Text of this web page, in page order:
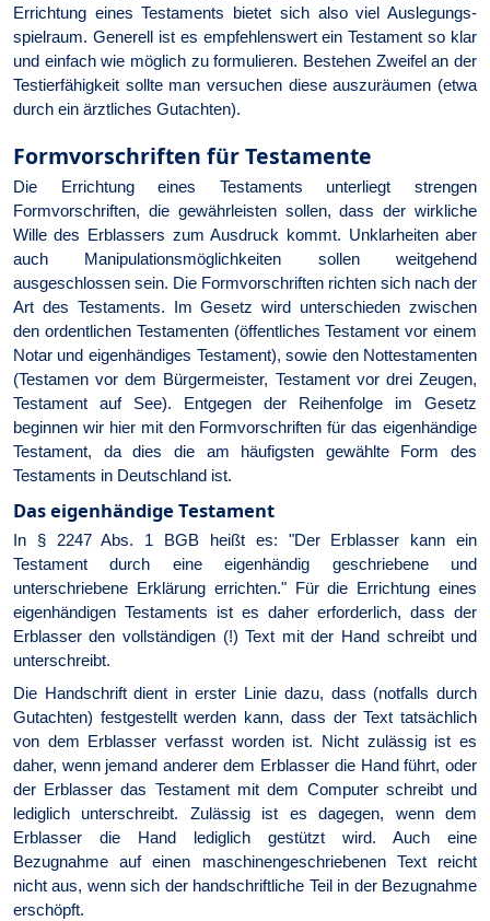
Errichtung eines Testaments bietet sich also viel Auslegungs­
spielraum. Generell ist es empfehlens­wert ein Testament so klar
und einfach wie möglich zu formulieren. Bestehen Zweifel an der
Testierfähigkeit sollte man versuchen diese auszuräumen (etwa
durch ein ärztliches Gutachten).
Formvorschriften für Testamente
Die Errichtung eines Testaments unterliegt strengen
Formvorschriften, die gewährleisten sollen, dass der wirkliche
Wille des Erblassers zum Ausdruck kommt. Unklarheiten aber
auch Manipulationsmöglichkeiten sollen weitgehend
ausgeschlossen sein. Die Formvorschriften richten sich nach der
Art des Testaments. Im Gesetz wird unterschieden zwischen
den ordentlichen Testamenten (öffentliches Testament vor einem
Notar und eigenhändiges Testament), sowie den Nottestamenten
(Testamen vor dem Bürgermeister, Testament vor drei Zeugen,
Testament auf See). Entgegen der Reihenfolge im Gesetz
beginnen wir hier mit den Formvorschriften für das eigenhändige
Testament, da dies die am häufigsten gewählte Form des
Testaments in Deutschland ist.
Das eigenhändige Testament
In § 2247 Abs. 1 BGB heißt es: "Der Erblasser kann ein
Testament durch eine eigenhändig geschriebene und
unterschriebene Erklärung errichten." Für die Errichtung eines
eigenhändigen Testaments ist es daher erforderlich, dass der
Erblasser den vollständigen (!) Text mit der Hand schreibt und
unterschreibt.
Die Handschrift dient in erster Linie dazu, dass (notfalls durch
Gutachten) festgestellt werden kann, dass der Text tatsächlich
von dem Erblasser verfasst worden ist. Nicht zulässig ist es
daher, wenn jemand anderer dem Erblasser die Hand führt, oder
der Erblasser das Testament mit dem Computer schreibt und
lediglich unterschreibt. Zulässig ist es dagegen, wenn dem
Erblasser die Hand lediglich gestützt wird. Auch eine
Bezugnahme auf einen maschinengeschriebenen Text reicht
nicht aus, wenn sich der handschriftliche Teil in der Bezugnahme
erschöpft.